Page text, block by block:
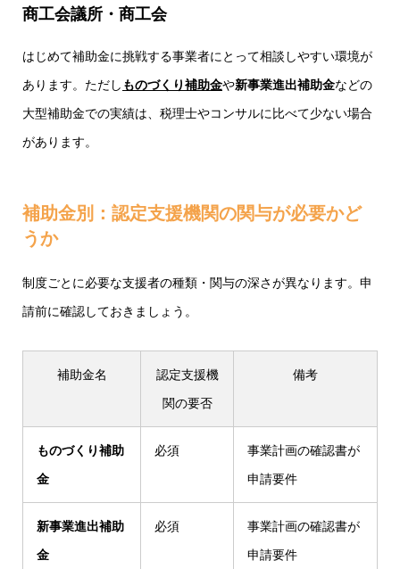
商工会議所・商工会
はじめて補助金に挑戦する事業者にとって相談しやすい環境が
あります。ただし ものづくり補助金や新事業進出補助金などの
大型補助金での実績は、税理士やコンサルに比べて少ない場合
があります。
補助金別：認定支援機関の関与が必要かど
うか
制度ごとに必要な支援者の種類・関与の深さが異なります。申
請前に確認しておきましょう。
補助金名
認定支援機
関の要否
備考
ものづくり補助
金
必須
事業計画の確認書が
申請要件
新事業進出補助
金
必須
事業計画の確認書が
申請要件